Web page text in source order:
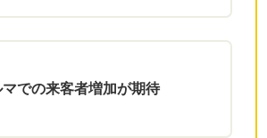
マでの来客者増加が期待